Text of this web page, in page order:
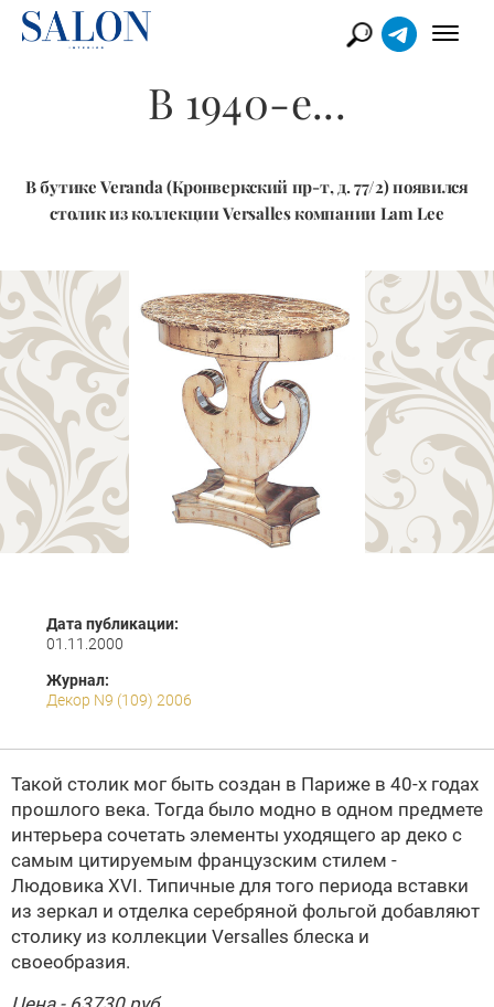
В 1940-е...
В бутике Veranda (Кронверкский пр-т, д. 77/2) появился
столик из коллекции Versalles компании Lam Lee
Дата публикации:
01.11.2000
Журнал:
Декор N9 (109) 2006
Такой столик мог быть создан в Париже в 40-х годах
прошлого века. Тогда было модно в одном предмете
интерьера сочетать элементы уходящего ар деко с
самым цитируемым французским стилем -
Людовика XVI. Типичные для того периода вставки
из зеркал и отделка серебряной фольгой добавляют
столику из коллекции Versalles блеска и
своеобразия.